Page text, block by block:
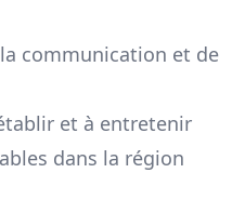
communication et de
et à entretenir
dans la région